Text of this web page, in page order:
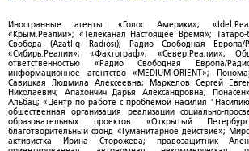
Иностранные агенты: «Голос Америки»;
«Крым.Реалии»; «Телеканал Настоящее Время»; Татаро-
Свобода (Azatliq Radiosi); Радио Свободная Европа/
«Сибирь.Реалии»; «Фактограф»; «Север.Реалии»;
ответственностью «Радио Свободная Европа/
информационное агентство «MEDIUM-ORIENT»;
Савицкая Людмила Алексеевна; Маркелов Сергей
Николаевич; Апахончич Дарья Александровна;
Альбац; «Центр по работе с проблемой насилия
общественная организация реализации социально-
образовательных проектов «Открытый
благотворительный фонд «Гуманитарное действие»;
активистка Ирина Сторожева; правозащитник